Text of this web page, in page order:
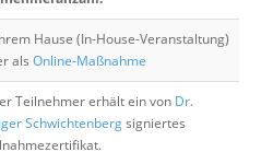
Hause (In-House-Veranstaltung)
als Online-Maßnahme
Teilnehmer erhält ein von Dr.
Schwichtenbergsigniertes